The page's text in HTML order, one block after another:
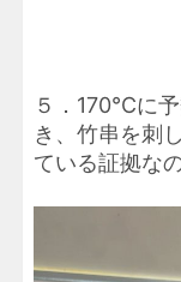
５．170℃に
き、竹串を刺
ている証拠な